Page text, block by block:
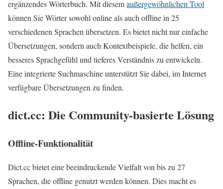
ergänzendes Wörterbuch. Mit diesemaußergewöhnlichen Tool
können Sie Wörter sowohl online als auch offline in 25
verschiedenen Sprachen übersetzen. Es bietet nicht nur einfache
Übersetzungen, sondern auch Kontextbeispiele, die helfen, ein
besseres Sprachgefühl und tieferes Verständnis zu entwickeln.
Eine integrierte Suchmaschine unterstützt Sie dabei, im Internet
verfügbare Übersetzungen zu finden.
dict.cc: Die Community-basierte Lösung
Offline-Funktionalität
Dict.cc bietet eine beeindruckende Vielfalt von bis zu 27
Sprachen, die offline genutzt werden können. Dies macht es